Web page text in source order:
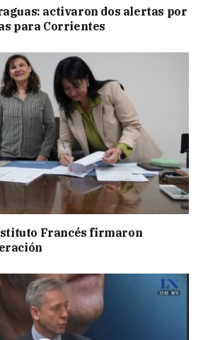
activaron dos alertas por
para Corrientes
Francés firmaron